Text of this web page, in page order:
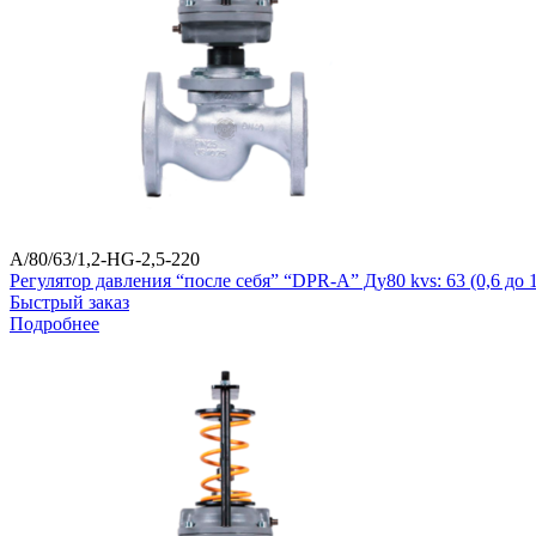
A/80/63/1,2-HG-2,5-220
Регулятор давления “после себя” “DPR-A” Ду80 kvs: 63 (0,6
Быстрый заказ
Подробнее